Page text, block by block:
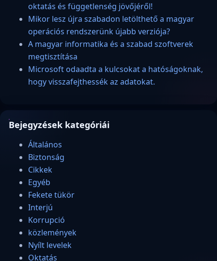
oktatás és függetlenség jövőjéről!
Mikor lesz újra szabadon letölthető a magyar
operációs rendszerünk újabb verziója?
A magyar informatika és a szabad szoftverek
megtisztítása
Microsoft odaadta a kulcsokat a hatóságoknak,
hogy visszafejthessék az adatokat.
Bejegyzések kategóriái
Általános
Biztonság
Cikkek
Egyéb
Fekete tükör
Interjú
Korrupció
közlemények
Nyílt levelek
Oktatás